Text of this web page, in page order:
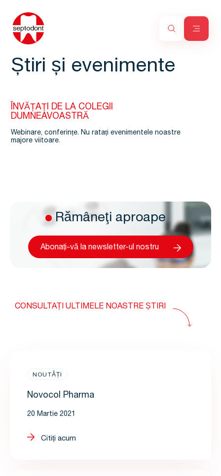
Știri și evenimente
ÎNVĂȚAȚI DE LA COLEGII
DUMNEAVOASTRĂ
Webinare, conferințe. Nu ratați evenimentele noastre
majore viitoare.
Rămâneţi aproape
Abonați-vă la newsletter-ul nostru
CONSULTAȚI ULTIMELE NOASTRE ȘTIRI
NOUTĂȚI
Novocol Pharma
20 Martie 2021
Citiți acum